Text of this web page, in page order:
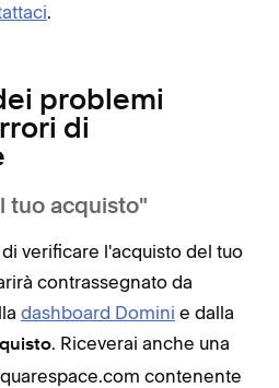
.
problemi
di
tuo acquisto"
verificare l'acquisto del tuo
contrassegnato da
dashboard Domini e dalla
. Riceverai anche una
contenente